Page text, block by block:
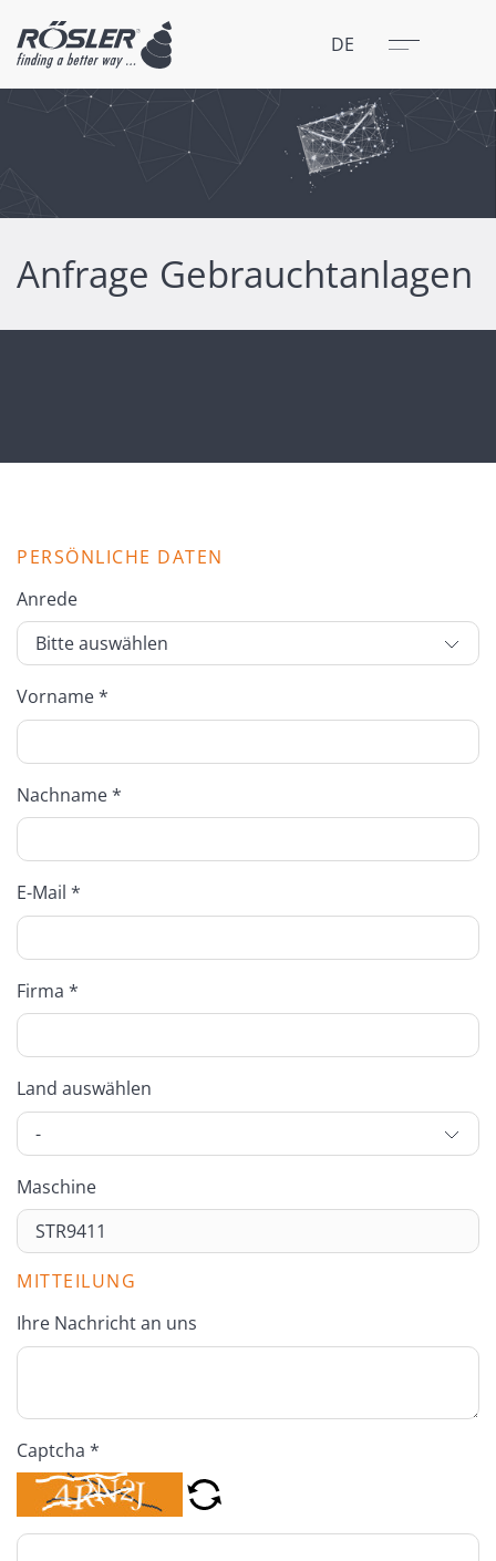
DE Menü
Schließen
Anfrage Gebrauchtanlagen
PERSÖNLICHE DATEN
Anrede
Vorname *
Nachname *
E-Mail *
Firma *
Land auswählen
Maschine
MITTEILUNG
Ihre Nachricht an uns
Captcha *